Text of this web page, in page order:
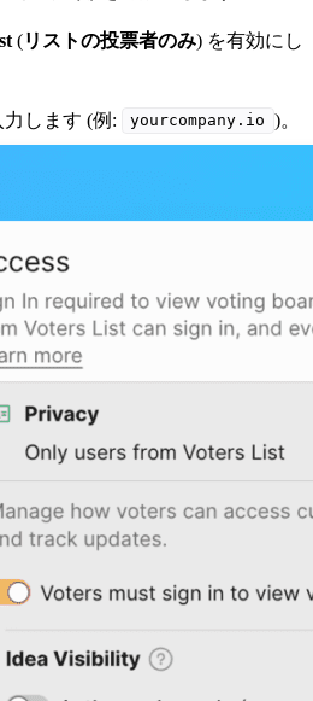
(リストの投票者のみ) を有効にし
します (例: yourcompany.io )。